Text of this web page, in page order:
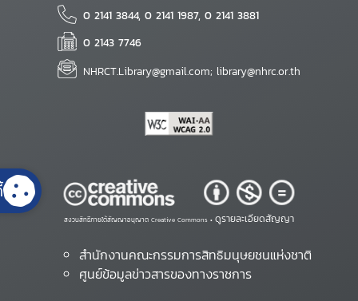
0 2141 3844, 0 2141 1987, 0 2141 3881
0 2143 7746
NHRCT.Library@gmail.com; library@nhrc.or.th
สงวนสิทธิ์ภายใต้สัญญาอนุญาต Creative Commons • ดูรายละเอียดสัญญา
สำนักงานคณะกรรมการสิทธิมนุษยชนแห่งชาติ
ศูนย์ข้อมูลข่าวสารของทางราชการ